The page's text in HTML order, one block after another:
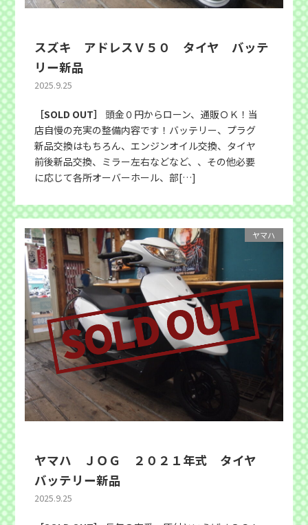
スズキ アドレスＶ５０ タイヤ バッテ
リー新品
2025.9.25
［SOLD OUT］
頭金０円からローン、通販ＯＫ！当
店自慢の充実の整備内容です！バッテリー、プラグ
新品交換はもちろん、エンジンオイル交換、タイヤ
前後新品交換、ミラー左右などなど、、その他必要
に応じて各所オーバーホール、部[…]
ヤマハ
ヤマハ ＪＯＧ ２０２１年式 タイヤ
バッテリー新品
2025.9.25